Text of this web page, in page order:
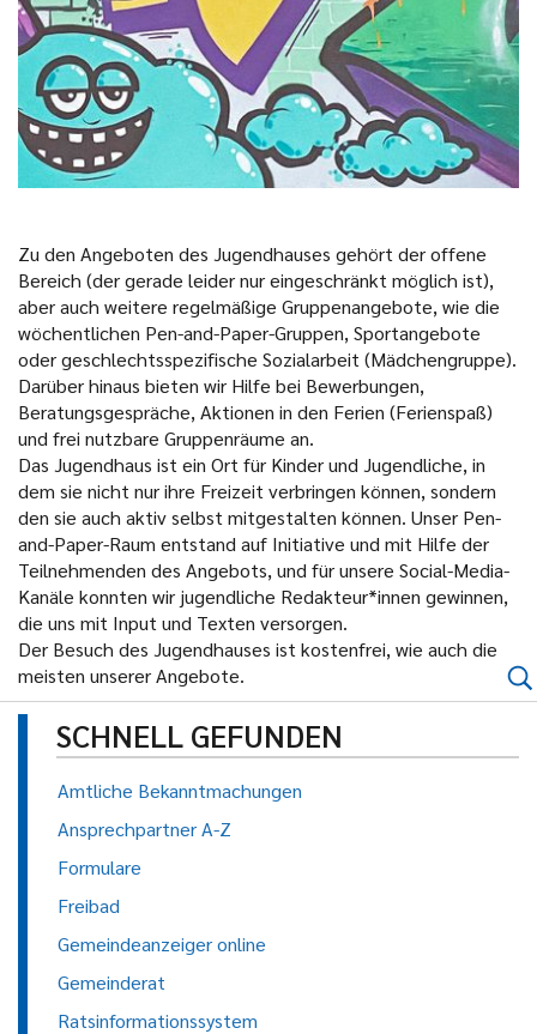
Zu den Angeboten des Jugendhauses gehört der offene
Bereich (der gerade leider nur eingeschränkt möglich ist),
aber auch weitere regelmäßige Gruppenangebote, wie die
wöchentlichen Pen-and-Paper-Gruppen, Sportangebote
oder geschlechtsspezifische Sozialarbeit (Mädchengruppe).
Darüber hinaus bieten wir Hilfe bei Bewerbungen,
Beratungsgespräche, Aktionen in den Ferien (Ferienspaß)
und frei nutzbare Gruppenräume an.
Das Jugendhaus ist ein Ort für Kinder und Jugendliche, in
dem sie nicht nur ihre Freizeit verbringen können, sondern
den sie auch aktiv selbst mitgestalten können. Unser Pen-
and-Paper-Raum entstand auf Initiative und mit Hilfe der
Teilnehmenden des Angebots, und für unsere Social-Media-
Kanäle konnten wir jugendliche Redakteur*innen gewinnen,
die uns mit Input und Texten versorgen.
Der Besuch des Jugendhauses ist kostenfrei, wie auch die
meisten unserer Angebote.
SCHNELL GEFUNDEN
Amtliche Bekanntmachungen
Ansprechpartner A-Z
Formulare
Freibad
Gemeindeanzeiger online
Gemeinderat
Ratsinformationssystem